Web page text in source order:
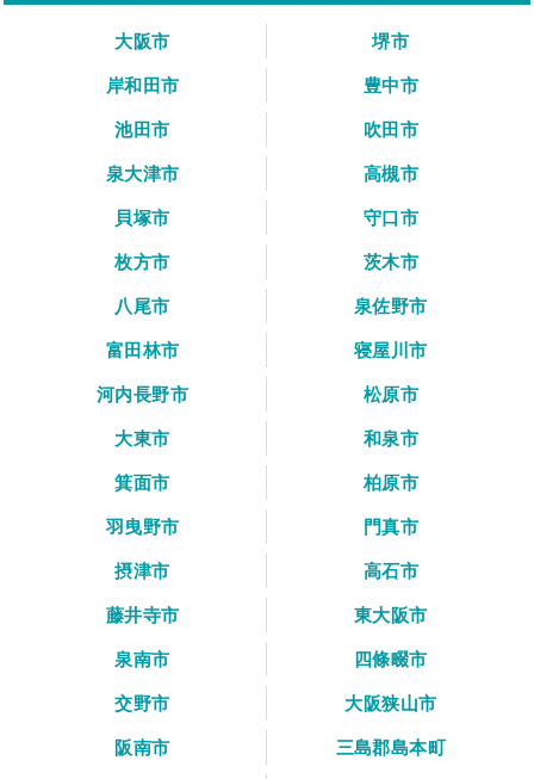
大阪市
堺市
岸和田市
豊中市
池田市
吹田市
泉大津市
高槻市
貝塚市
守口市
枚方市
茨木市
八尾市
泉佐野市
富田林市
寝屋川市
河内長野市
松原市
大東市
和泉市
箕面市
柏原市
羽曳野市
門真市
摂津市
高石市
藤井寺市
東大阪市
泉南市
四條畷市
交野市
大阪狭山市
阪南市
三島郡島本町